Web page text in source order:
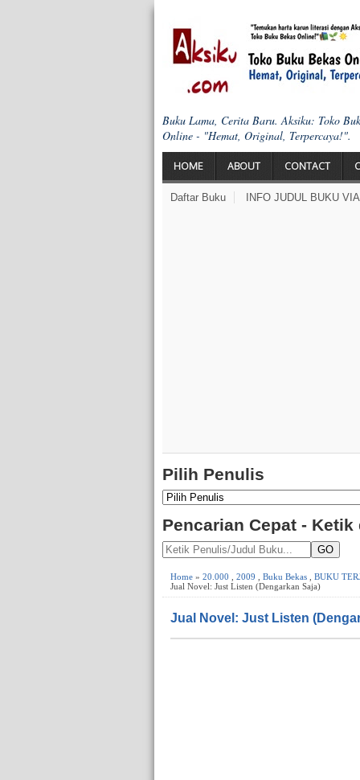
Buku Lama, Cerita Baru. Aksiku: Toko
Online - "Hemat, Original, Terpercaya!".
HOME ABOUT CONTACT
Daftar Buku INFO JUDUL BUKU
Pilih Penulis
Pencarian Cepat - Ketik
GO
Home » 20.000 2009 Buku Bekas
BUKU
Jual Novel: Just Listen (Dengarkan Saja)
Jual Novel: Just Listen